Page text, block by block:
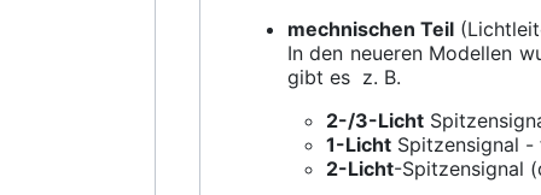
mechnischen Teil
In den neueren Modellen
gibt es z. B.
2-/3-Licht
1-Licht Spitzensignal -
2-Licht-Spitzensignal